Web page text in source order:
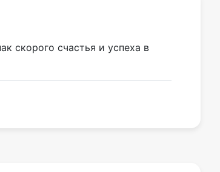
скорого счастья и успеха в